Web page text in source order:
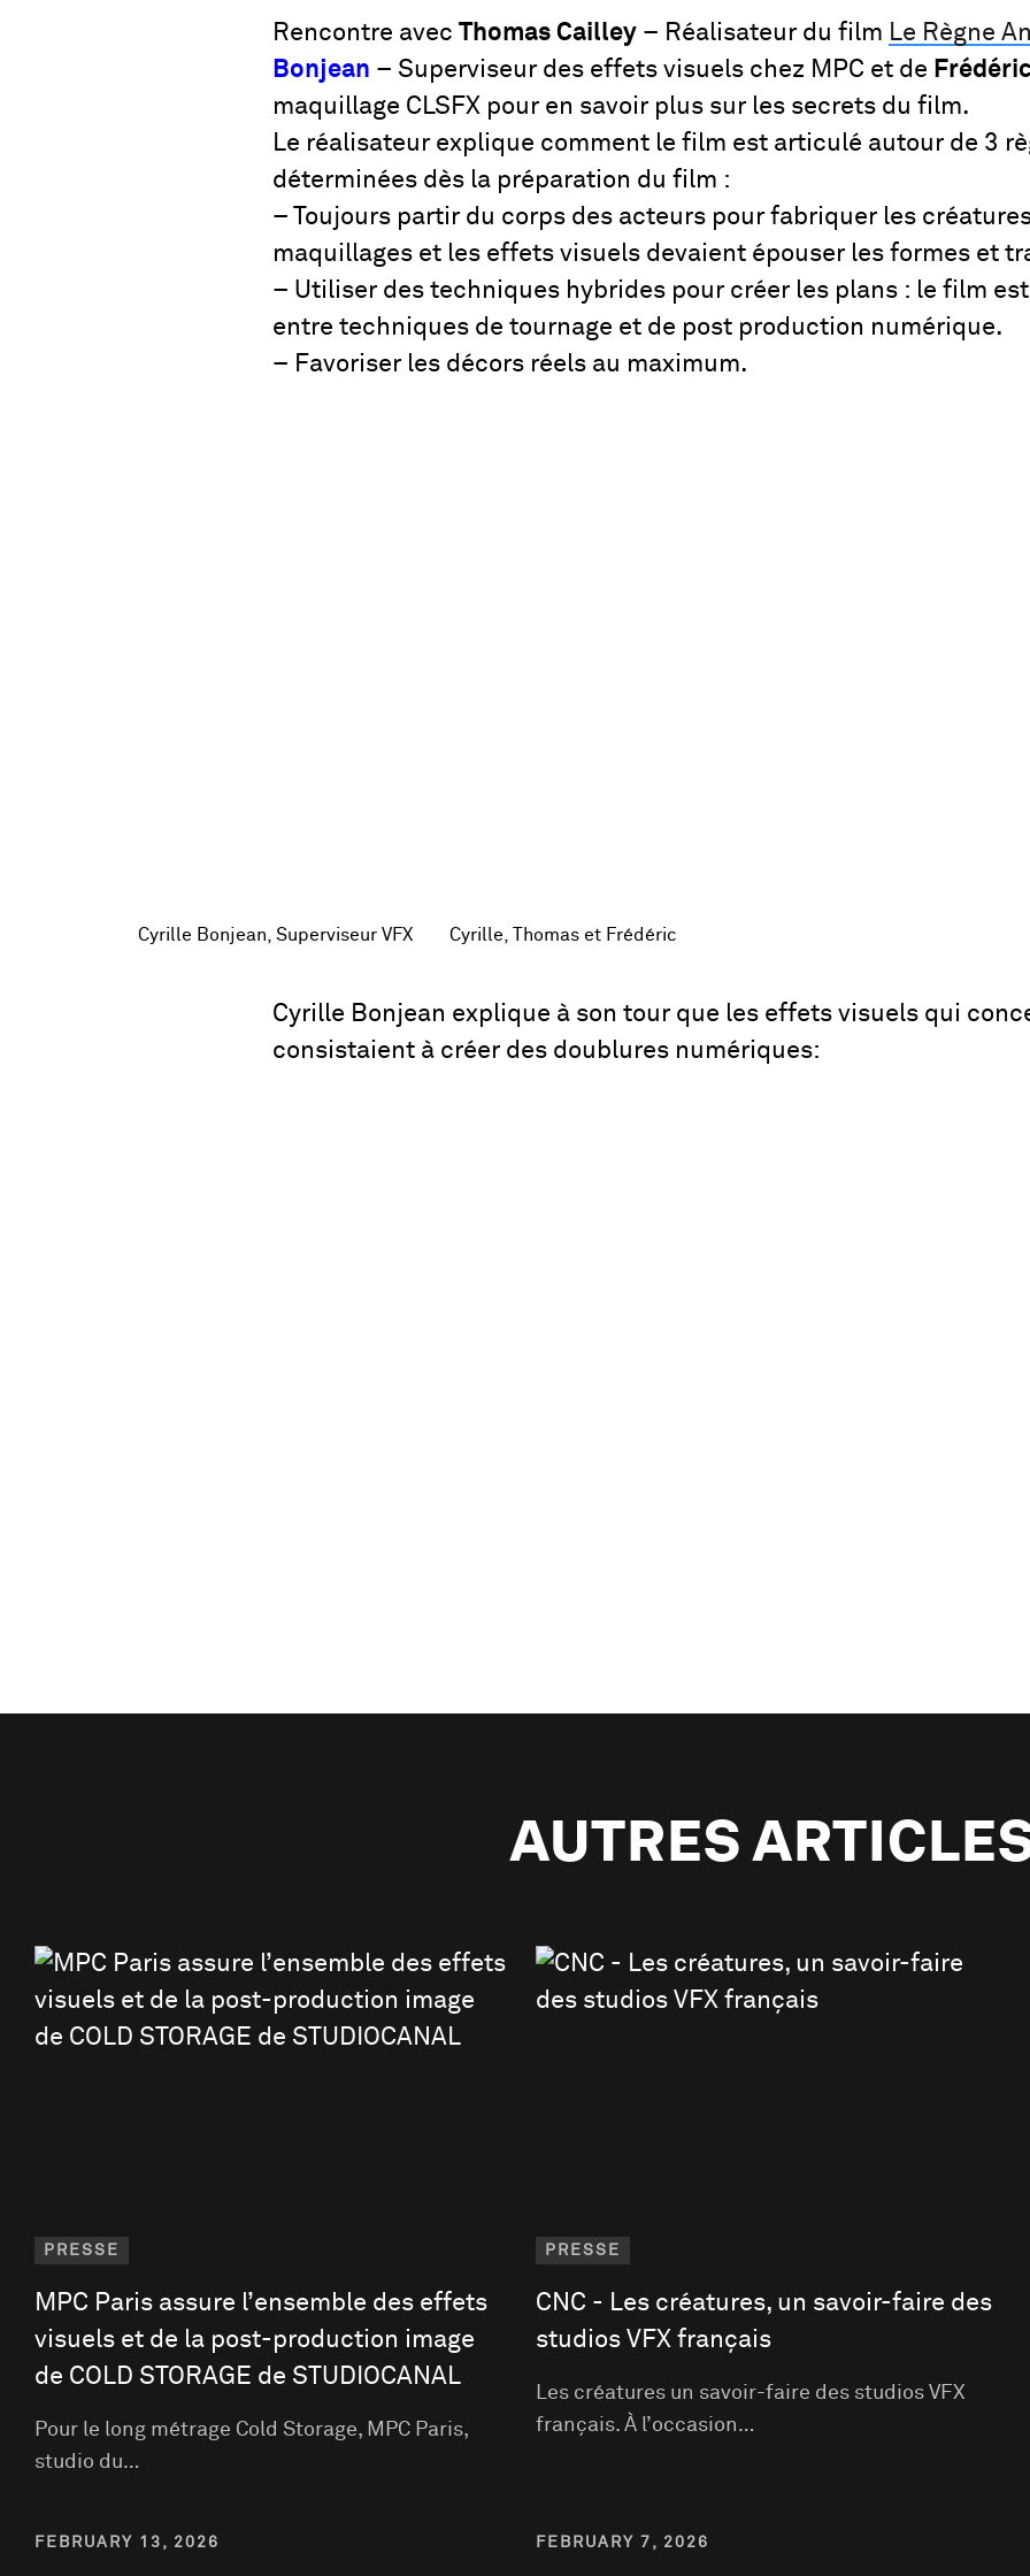
Rencontre avec Thomas Cailley – Réalisateur du film Le Règne
Bonjean – Superviseur des effets visuels chez MPC et de
maquillage CLSFX pour en savoir plus sur les secrets du film.
Le réalisateur explique comment le film est articulé autour de 3
déterminées dès la préparation du film :
– Toujours partir du corps des acteurs pour fabriquer les
maquillages et les effets visuels devaient épouser les formes et
– Utiliser des techniques hybrides pour créer les plans : le film
entre techniques de tournage et de post production numérique.
– Favoriser les décors réels au maximum.
Cyrille Bonjean, Superviseur VFX Cyrille, Thomas et Frédéric
Cyrille Bonjean explique à son tour que les effets visuels qui
consistaient à créer des doublures numériques:
AUTRES
PRESSE
MPC Paris assure l’ensemble des effets
visuels et de la post-production image
de COLD STORAGE de STUDIOCANAL
Pour le long métrage Cold Storage, MPC Paris,
studio du…
FEBRUARY 13, 2026
PRESSE
CNC - Les créatures, un savoir-faire des
studios VFX français
Les créatures un savoir-faire des studios VFX
français. À l’occasion…
FEBRUARY 7, 2026